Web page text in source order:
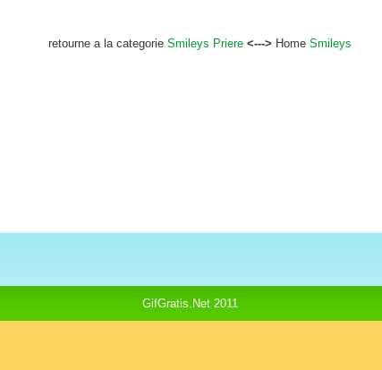
retourne a la categorie Smileys Priere <---> Home Smileys
GifGratis.Net 2011